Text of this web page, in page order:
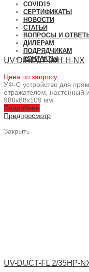
COVID19
СЕРТИФИКАТЫ
НОВОСТИ
СТАТЬИ
ВОПРОСЫ И
ДИЛЕРАМ
ПОДРЯДЧИКАМ
КОНТАКТЫ
UV-DIRECT-90H-H-NX
Цена по запросу
УФ-С устройство для
отражателем, настенный
986x88x109 мм
Подробнее
Предпросмотр
Закрыть
UV-DUCT-FL 2/35HP-